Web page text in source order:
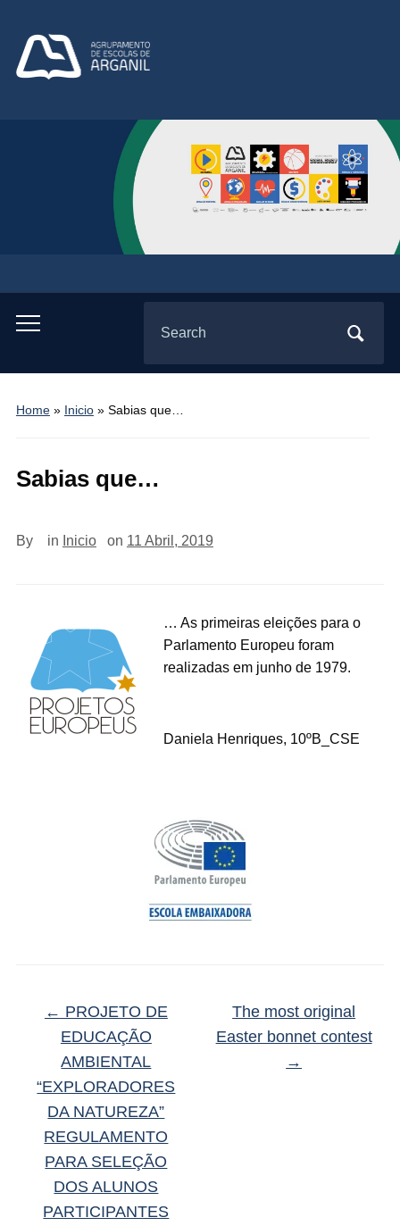
Toggle
menu
for:
Home» Inicio» Sabias que…
Sabias que…
By in Inicio on 11 Abril, 2019
… As primeiras eleições para o
Parlamento Europeu foram
realizadas em junho de 1979.
Daniela Henriques, 10ºB_CSE
← PROJETO DE
EDUCAÇÃO
AMBIENTAL
“EXPLORADORES
DA NATUREZA”
REGULAMENTO
PARA SELEÇÃO
DOS ALUNOS
PARTICIPANTES
The most original
Easter bonnet contest
→